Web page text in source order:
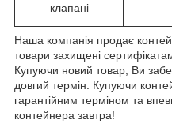
клапані
Наша компанія продає
товари захищені
Купуючи новий товар, Ви
довгий термін. Купуючи
гарантійним терміном та
контейнера завтра!